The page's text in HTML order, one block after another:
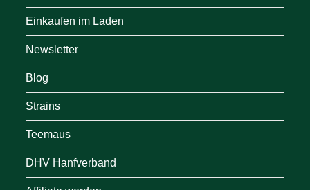
Einkaufen im Laden
Newsletter
Blog
Strains
Teemaus
DHV Hanfverband